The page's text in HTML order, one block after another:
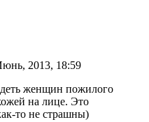
2013, 18:59
женщин пожилого
на лице. Это
то не страшны)